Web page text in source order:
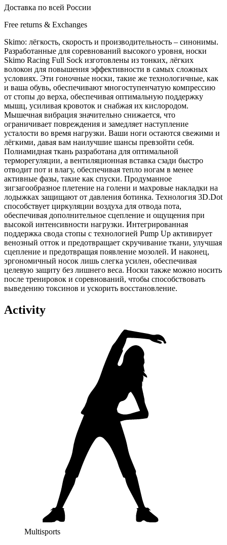
Доставка по всей России
Free returns & Exchanges
Skimo: лёгкость, скорость и производительность – синонимы.
Разработанные для соревнований высокого уровня, носки
Skimo Racing Full Sock изготовлены из тонких, лёгких
волокон для повышения эффективности в самых сложных
условиях. Эти гоночные носки, такие же технологичные, как
и ваша обувь, обеспечивают многоступенчатую компрессию
от стопы до верха, обеспечивая оптимальную поддержку
мышц, усиливая кровоток и снабжая их кислородом.
Мышечная вибрация значительно снижается, что
ограничивает повреждения и замедляет наступление
усталости во время нагрузки. Ваши ноги остаются свежими и
лёгкими, давая вам наилучшие шансы превзойти себя.
Полиамидная ткань разработана для оптимальной
терморегуляции, а вентиляционная вставка сзади быстро
отводит пот и влагу, обеспечивая тепло ногам в менее
активные фазы, такие как спуски. Продуманное
зигзагообразное плетение на голени и махровые накладки на
лодыжках защищают от давления ботинка. Технология 3D.Dot
способствует циркуляции воздуха для отвода пота,
обеспечивая дополнительное сцепление и ощущения при
высокой интенсивности нагрузки. Интегрированная
поддержка свода стопы с технологией Pump Up активирует
венозный отток и предотвращает скручивание ткани, улучшая
сцепление и предотвращая появление мозолей. И наконец,
эргономичный носок лишь слегка усилен, обеспечивая
целевую защиту без лишнего веса. Носки также можно носить
после тренировок и соревнований, чтобы способствовать
выведению токсинов и ускорить восстановление.
Activity
Multisports